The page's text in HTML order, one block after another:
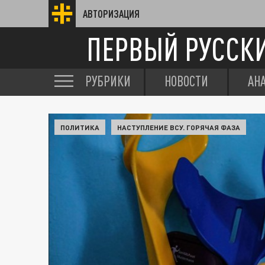
АВТОРИЗАЦИЯ
ПЕРВЫЙ
РУБРИКИ НОВОСТИ
ПОЛИТИКА НАСТУПЛЕНИЕ ВСУ. ГОРЯЧАЯ ФАЗА